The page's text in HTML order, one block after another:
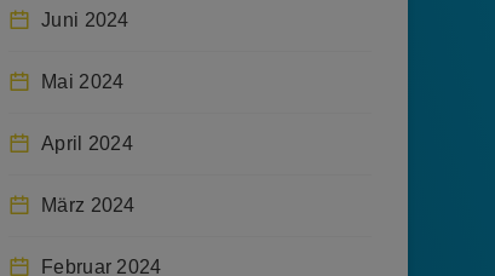
Juni 2024
Mai 2024
April 2024
März 2024
Februar 2024